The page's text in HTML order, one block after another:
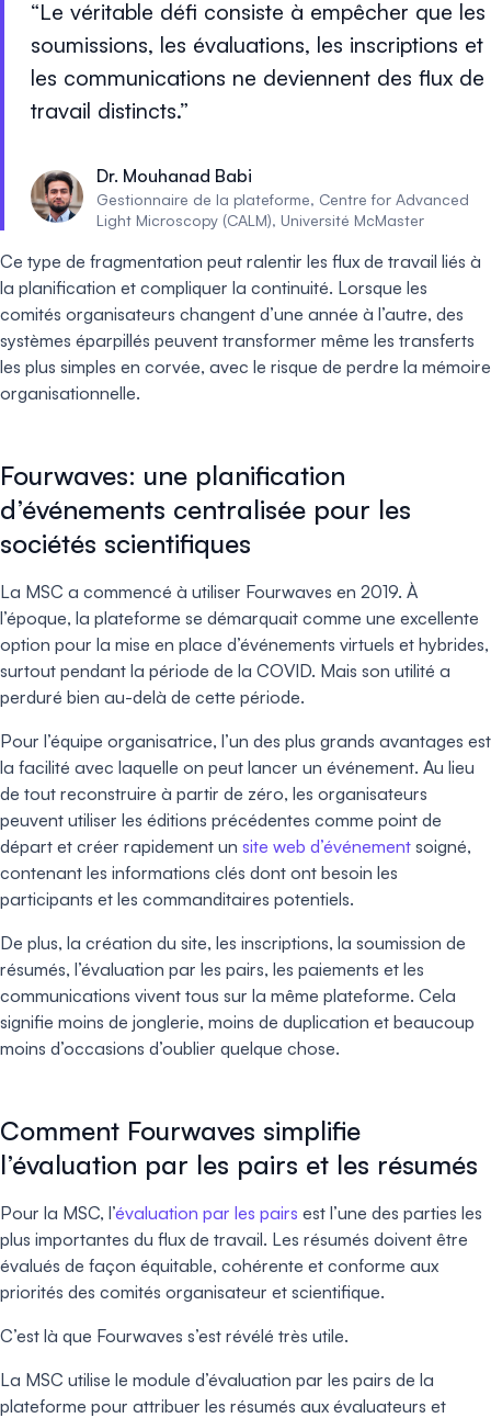
Le véritable défi consiste à empêcher que les
soumissions, les évaluations, les inscriptions et
les communications ne deviennent des flux de
travail distincts.
Dr. Mouhanad Babi
Gestionnaire de la plateforme, Centre for Advanced
Light Microscopy (CALM), Université McMaster
Ce type de fragmentation peut ralentir les flux de travail liés à
la planification et compliquer la continuité. Lorsque les
comités organisateurs changent d’une année à l’autre, des
systèmes éparpillés peuvent transformer même les transferts
les plus simples en corvée, avec le risque de perdre la mémoire
organisationnelle.
Fourwaves: une planification
d’événements centralisée pour les
sociétés scientifiques
La MSC a commencé à utiliser Fourwaves en 2019. À
l’époque, la plateforme se démarquait comme une excellente
option pour la mise en place d’événements virtuels et hybrides,
surtout pendant la période de la COVID. Mais son utilité a
perduré bien au-delà de cette période.
Pour l’équipe organisatrice, l’un des plus grands avantages est
la facilité avec laquelle on peut lancer un événement. Au lieu
de tout reconstruire à partir de zéro, les organisateurs
peuvent utiliser les éditions précédentes comme point de
départ et créer rapidement un site web d’événement soigné,
contenant les informations clés dont ont besoin les
participants et les commanditaires potentiels.
De plus, la création du site, les inscriptions, la soumission de
résumés, l’évaluation par les pairs, les paiements et les
communications vivent tous sur la même plateforme. Cela
signifie moins de jonglerie, moins de duplication et beaucoup
moins d’occasions d’oublier quelque chose.
Comment Fourwaves simplifie
l’évaluation par les pairs et les résumés
Pour la MSC, l’évaluation par les pairs est l’une des parties les
plus importantes du flux de travail. Les résumés doivent être
évalués de façon équitable, cohérente et conforme aux
priorités des comités organisateur et scientifique.
C’est là que Fourwaves s’est révélé très utile.
La MSC utilise le module d’évaluation par les pairs de la
plateforme pour attribuer les résumés aux évaluateurs et